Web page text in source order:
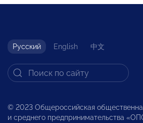
Русский English 中文
© 2023 Общероссийская
и среднего предпринимательства